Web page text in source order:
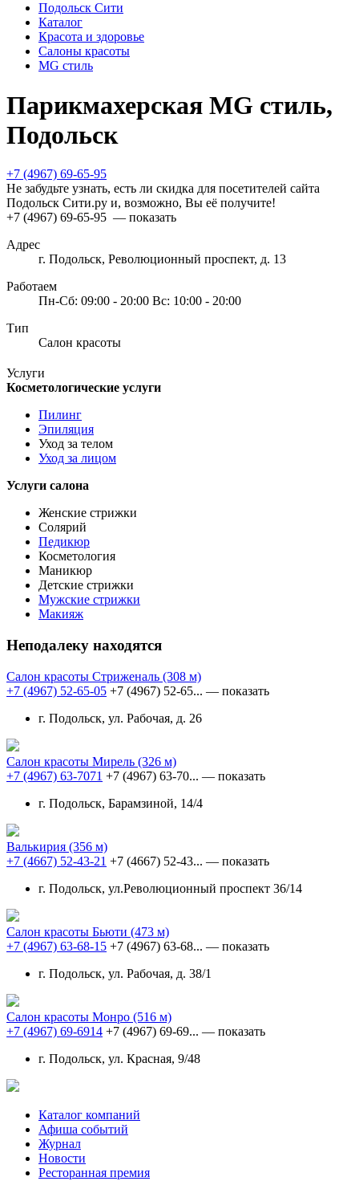
Подольск Сити
Каталог
Красота и здоровье
Салоны красоты
MG стиль
Парикмахерская MG стиль,
Подольск
+7 (4967) 69-65-95
Не забудьте узнать, есть ли скидка для посетителей сайта
Подольск Сити.ру и, возможно, Вы её получите!
+7 (4967) 69-65-95 — показать
Адрес
г. Подольск, Революционный проспект, д. 13
Работаем
Пн-Сб: 09:00 - 20:00 Вс: 10:00 - 20:00
Тип
Салон красоты
Услуги
Косметологические услуги
Пилинг
Эпиляция
Уход за телом
Уход за лицом
Услуги салона
Женские стрижки
Солярий
Педикюр
Косметология
Маникюр
Детские стрижки
Мужские стрижки
Макияж
Неподалеку находятся
Салон красоты Стриженаль (308 м)
+7 (4967) 52-65-05 +7 (4967) 52-65... — показать
г. Подольск, ул. Рабочая, д. 26
Салон красоты Мирель (326 м)
+7 (4967) 63-7071 +7 (4967) 63-70... — показать
г. Подольск, Барамзиной, 14/4
Валькирия (356 м)
+7 (4667) 52-43-21 +7 (4667) 52-43... — показать
г. Подольск, ул.Революционный проспект 36/14
Салон красоты Бьюти (473 м)
+7 (4967) 63-68-15 +7 (4967) 63-68... — показать
г. Подольск, ул. Рабочая, д. 38/1
Салон красоты Монро (516 м)
+7 (4967) 69-6914 +7 (4967) 69-69... — показать
г. Подольск, ул. Красная, 9/48
Каталог компаний
Афиша событий
Журнал
Новости
Ресторанная премия